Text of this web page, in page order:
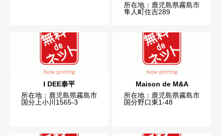
所在地：鹿児島県霧島市
隼人町住吉289
I DEE泰平
所在地：鹿児島県霧島市
国分上小川1565-3
Maison de M&A
所在地：鹿児島県霧島市
国分野口東1-48